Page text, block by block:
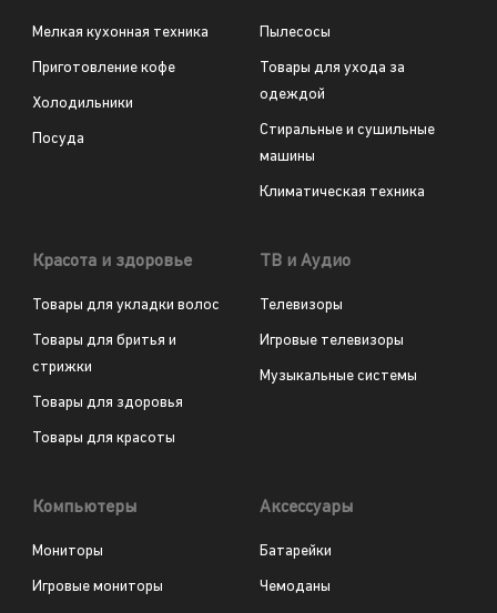
Мелкая кухонная техника
Приготовление кофе
Холодильники
Посуда
Пылесосы
Товары для ухода за
одеждой
Стиральные и сушильные
машины
Климатическая техника
Красота и здоровье
Товары для укладки волос
Товары для бритья и
стрижки
Товары для здоровья
Товары для красоты
ТВ и Аудио
Телевизоры
Игровые телевизоры
Музыкальные системы
Компьютеры
Мониторы
Игровые мониторы
Аксессуары
Батарейки
Чемоданы